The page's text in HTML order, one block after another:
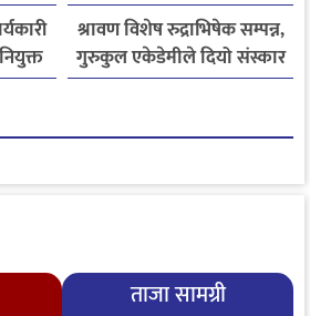
श्रावण विशेष रुद्राभिषेक सम्पन्न,
गुरुकुल एकेडेमीले दियो संस्कार
र नैतिक शिक्षाको सन्देश
ताजा सामग्री